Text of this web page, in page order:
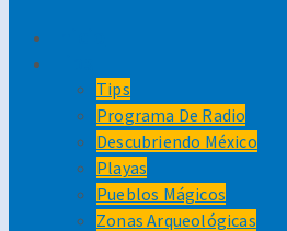
Tips
Programa De Radio
Descubriendo México
Playas
Pueblos Mágicos
Zonas Arqueológicas